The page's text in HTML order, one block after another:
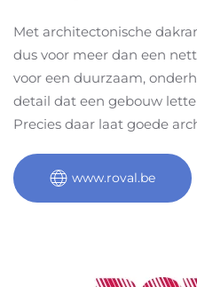
Met architectonische
dus voor meer dan een
voor een duurzaam,
detail dat een gebouw
Precies daar laat goede
www.roval.be